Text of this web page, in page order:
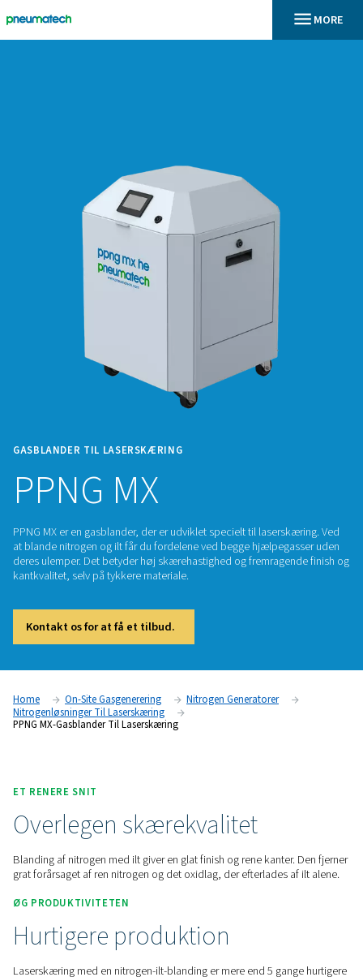
GASBLANDER TIL LASERSKÆRING
PPNG MX
PPNG MX er en gasblander, der er udviklet specielt til
deres ulemper. Det betyder høj skærehastighed og
kantkvalitet, selv på tykkere materiale.
Kontakt os for at få et tilbud.
Home On-Site Gasgenerering
Nitrogen Generatorer
PPNG MX-Gasblander Til Laserskæring